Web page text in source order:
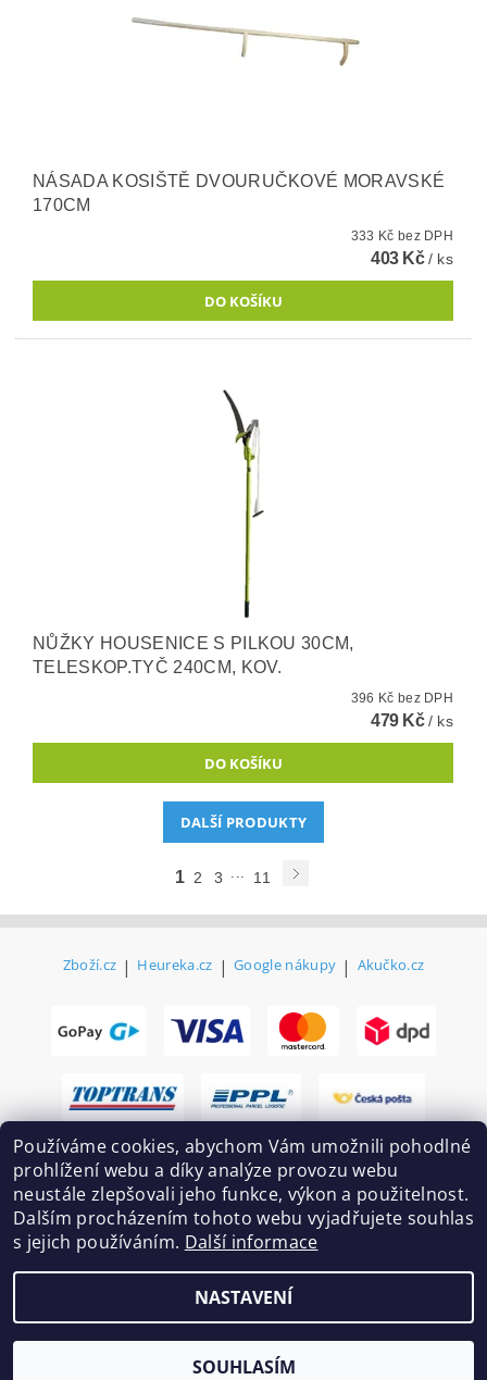
NÁSADA KOSIŠTĚ DVOURUČKOVÉ MORAVSKÉ
170CM
333 Kč bez DPH
403 Kč/ ks
NŮŽKY HOUSENICE S PILKOU 30CM,
TELESKOP.TYČ 240CM, KOV.
396 Kč bez DPH
479 Kč/ ks
DALŠÍ PRODUKTY
1 2 3 ... 11
Zboží.cz | Heureka.cz | Google nákupy | Akučko.cz
Vytvořil Shoptet
Používáme cookies, abychom Vám umožnili pohodlné
prohlížení webu a díky analýze provozu webu
neustále zlepšovali jeho funkce, výkon a použitelnost.
Dalším procházením tohoto webu vyjadřujete souhlas
s jejich používáním. Další informace
NASTAVENÍ
SOUHLASÍM